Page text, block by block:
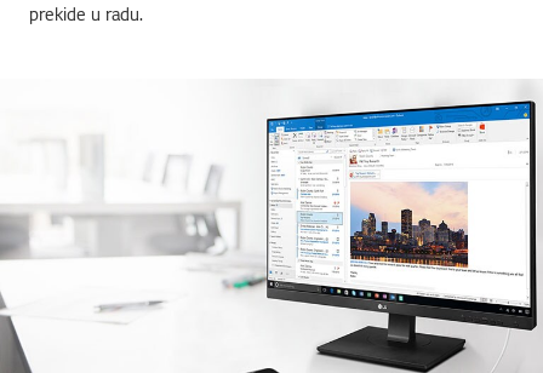
prekide u radu.